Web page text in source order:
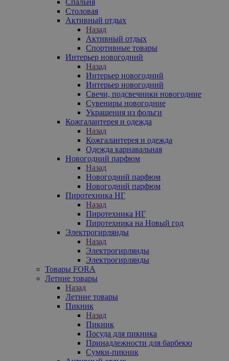
Столовая
Активный отдых
Назад
Активный отдых
Спортивные товары
Интерьер новогодний
Назад
Интерьер новогодний
Интерьер новогодний
Свечи, подсвечники новогодние
Сувениры новогодние
Украшения из фольги
Кожгалантерея и одежда
Назад
Кожгалантерея и одежда
Одежда карнавальная
Новогодний парфюм
Назад
Новогодний парфюм
Новогодний парфюм
Пиротехника НГ
Назад
Пиротехника НГ
Пиротехника на Новый год
Электрогирлянды
Назад
Электрогирлянды
Электрогирлянды
Товары FORA
Летние товары
Назад
Летние товары
Пикник
Назад
Пикник
Посуда для пикника
Принадлежности для барбекю
Сумки-пикник